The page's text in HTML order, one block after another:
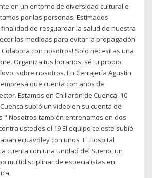
en un entorno de diversidad cultural e
por las personas. Estimados
finalidad de resguardar la salud de nuestra
las medidas para evitar la propagación
Colabora con nosotros! Solo necesitas una
Organiza tus horarios, sé tu propio
sobre nosotros. En Cerrajería Agustín
que cuenta con años de
Estamos en Chillarón de Cuenca. 10
subió un video en su cuenta de
" Nosotros también entrenamos en dos
ustedes el 19 El equipo celeste subió
ecuavóley con unos El Hospital
cuenta con una Unidad del Sueño, un
multidisciplinar de especialistas en